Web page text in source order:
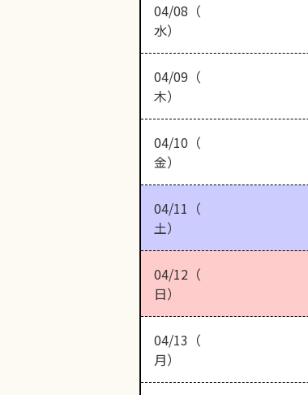
04/08（
水）
04/09（
木）
04/10（
金）
04/11（
土）
04/12（
日）
04/13（
月）